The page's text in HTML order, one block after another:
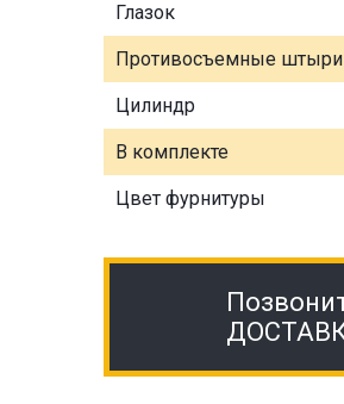
Глазок
Противосъемные штыри
Цилиндр
В комплекте
Цвет фурнитуры